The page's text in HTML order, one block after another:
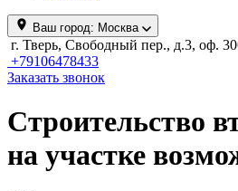
Ваш город: Москва
г. Тверь, Свободный пер., д.3, оф.
+79106478433
Заказать звонок
Строительство
на участке